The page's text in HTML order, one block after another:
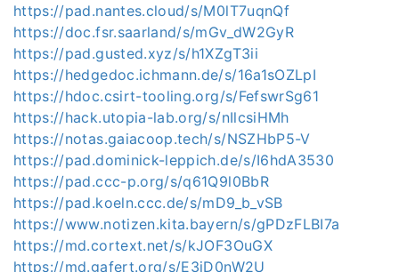
https://pad.nantes.cloud/s/M0lT7uqnQf
https://doc.fsr.saarland/s/mGv_dW2GyR
https://pad.gusted.xyz/s/h1XZgT3ii
https://hedgedoc.ichmann.de/s/16a1sOZLpI
https://hdoc.csirt-tooling.org/s/FefswrSg61
https://hack.utopia-lab.org/s/nIlcsiHMh
https://notas.gaiacoop.tech/s/NSZHbP5-V
https://pad.dominick-leppich.de/s/I6hdA3530
https://pad.ccc-p.org/s/q61Q9l0BbR
https://pad.koeln.ccc.de/s/mD9_b_vSB
https://www.notizen.kita.bayern/s/gPDzFLBI7a
https://md.cortext.net/s/kJOF3OuGX
https://md.gafert.org/s/E3jD0nW2U